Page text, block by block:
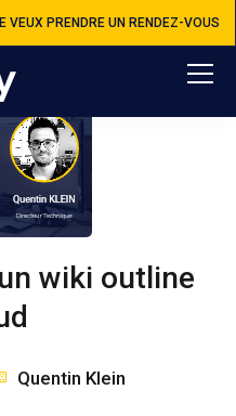
VEUX PRENDRE UN RENDEZ-VOUS
wiki outline
Quentin Klein